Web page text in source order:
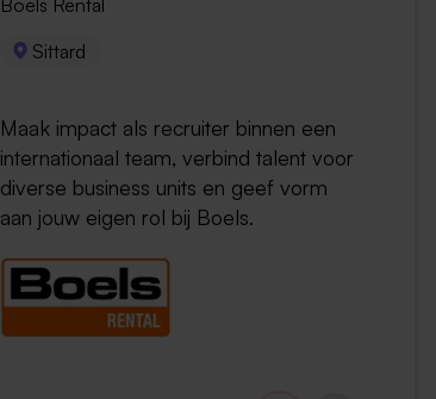
Boels Rental
Sittard
Maak impact als recruiter binnen een
internationaal team, verbind talent voor
diverse business units en geef vorm
aan jouw eigen rol bij Boels.